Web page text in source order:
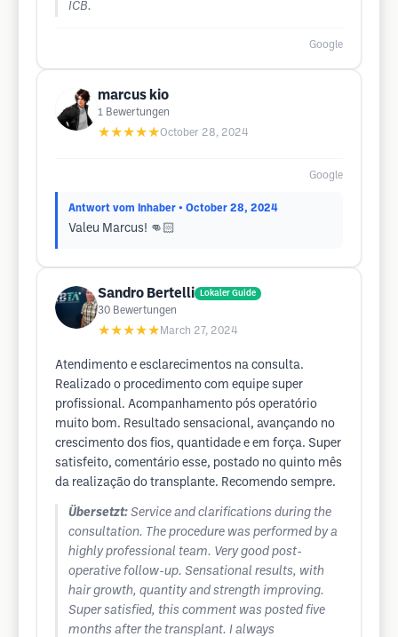
ICB.
Google
marcus kio
1 Bewertungen
★★★★★October 28, 2024
Google
Antwort vom Inhaber • October 28, 2024
Valeu Marcus! 👊🏻
Sandro Bertelli Lokaler Guide
30 Bewertungen
★★★★★ March 27, 2024
Atendimento e esclarecimentos na consulta.
Realizado o procedimento com equipe super
profissional. Acompanhamento pós operatório
muito bom. Resultado sensacional, avançando no
crescimento dos fios, quantidade e em força. Super
satisfeito, comentário esse, postado no quinto mês
da realização do transplante. Recomendo sempre.
Übersetzt: Service and clarifications during the
consultation. The procedure was performed by a
highly professional team. Very good post-
operative follow-up. Sensational results, with
hair growth, quantity and strength improving.
Super satisfied, this comment was posted five
months after the transplant. I always